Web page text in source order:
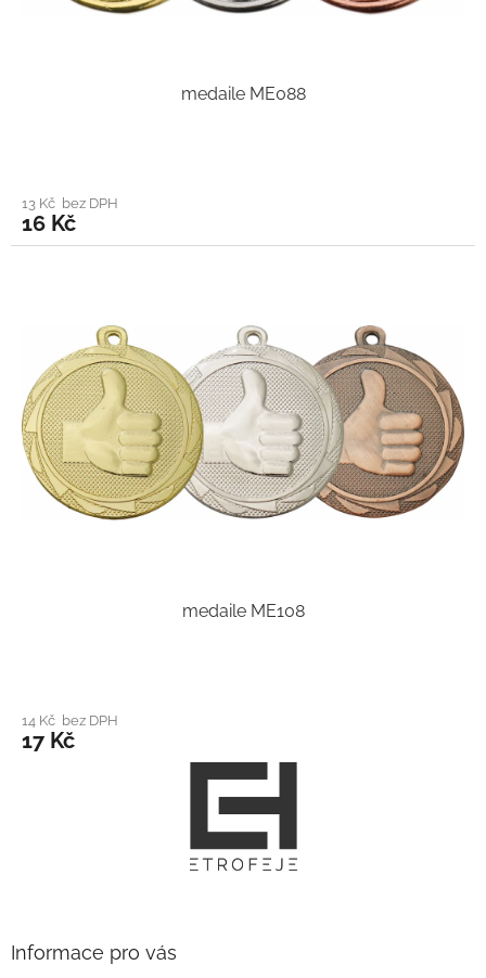
medaile ME088
13 Kč bez DPH
16 Kč
medaile ME108
14 Kč bez DPH
17 Kč
Informace pro vás